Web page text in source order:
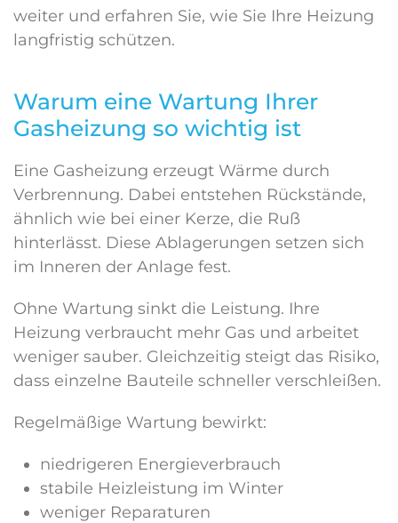
weiter und erfahren Sie, wie Sie Ihre Heizung
langfristig schützen.
Warum eine Wartung Ihrer
Gasheizung so wichtig ist
Eine Gasheizung erzeugt Wärme durch
Verbrennung. Dabei entstehen Rückstände,
ähnlich wie bei einer Kerze, die Ruß
hinterlässt. Diese Ablagerungen setzen sich
im Inneren der Anlage fest.
Ohne Wartung sinkt die Leistung. Ihre
Heizung verbraucht mehr Gas und arbeitet
weniger sauber. Gleichzeitig steigt das Risiko,
dass einzelne Bauteile schneller verschleißen.
Regelmäßige Wartung bewirkt:
niedrigeren Energieverbrauch
stabile Heizleistung im Winter
weniger Reparaturen